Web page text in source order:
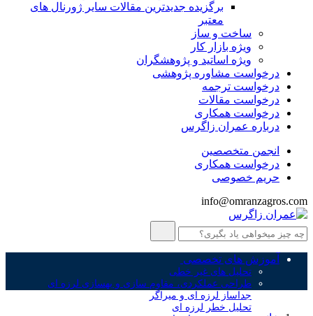
برگزیده جدیدترین مقالات سایر ژورنال های
معتبر
ساخت و ساز
ویژه بازار کار
ویژه اساتید و پژوهشگران
درخواست مشاوره پژوهشی
درخواست ترجمه
درخواست مقالات
درخواست همکاری
درباره عمران زاگرس
انجمن متخصصین
درخواست همکاری
حریم خصوصی
info@omranzagros.com
آموزش های تخصصی
تحلیل های غیر خطی
طراحی عملکردی، مقاوم سازی و بهسازی لرزه ای
جداساز لرزه ای و میراگر
تحلیل خطر لرزه ای